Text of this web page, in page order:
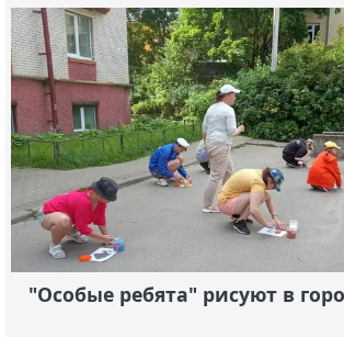
"Особые ребята" рисуют в